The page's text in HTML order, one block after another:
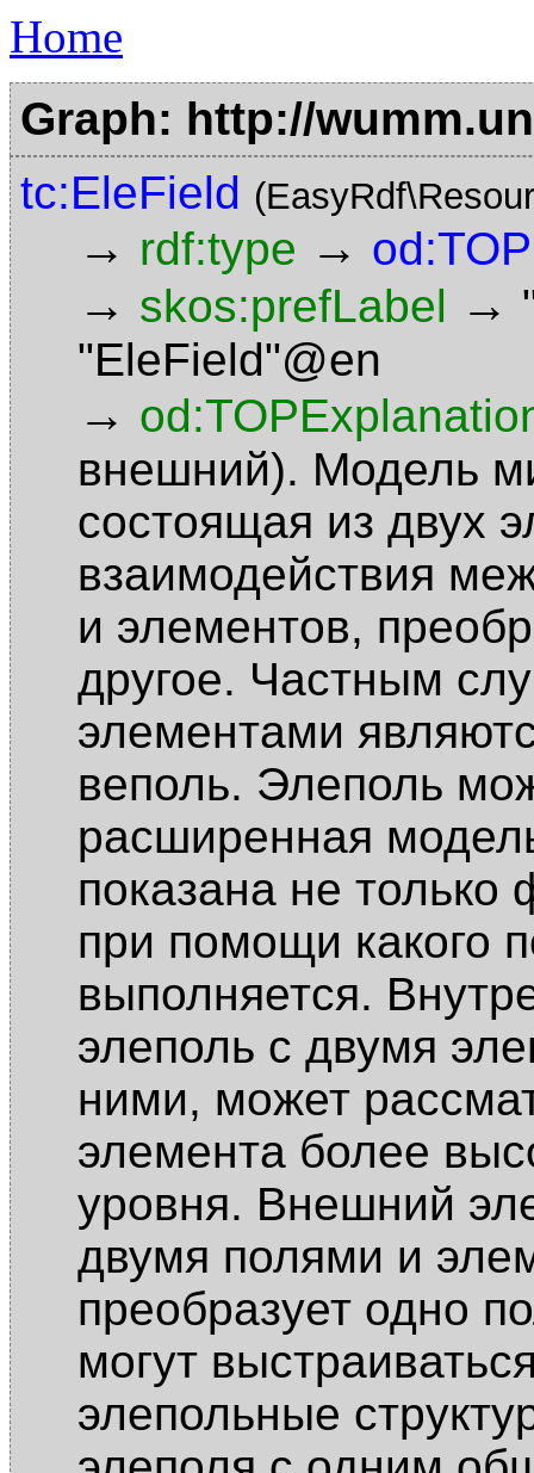
Home
Graph: http://
tc:EleField
→ rdf:type →
→ skos:prefLabel →
"EleField"@en
→
внешний). Модель
состоящая из двух
взаимодействия
и элементов,
другое. Частным
элементами
веполь. Элеполь
расширенная
показана не только
при помощи какого
выполняется.
элеполь с двумя
ними, может
элемента более
уровня. Внешний
двумя полями и
преобразует одно
могут
элепольные